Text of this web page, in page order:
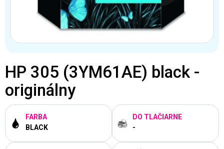
HP 305 (3YM61AE) black -
originálny
FARBA
BLACK
DO TLAČIARNE
-